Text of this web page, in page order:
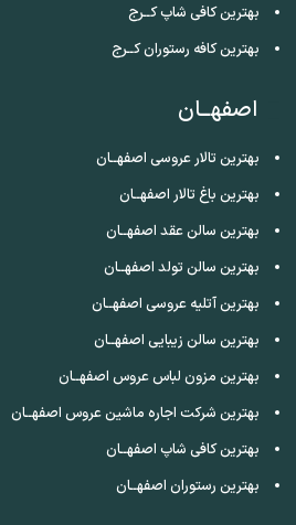
بهترین کافی شاپ کــرج
بهترین کافه رستوران کــرج
اصفهــان
بهترین تالار عروسی اصفهــان
بهترین باغ تالار اصفهــان
بهترین سالن عقد اصفهــان
بهترین سالن تولد اصفهــان
بهترین آتلیه عروسی اصفهــان
بهترین سالن زیبایی اصفهــان
بهترین مزون لباس عروس اصفهــان
بهترین شرکت اجاره ماشین عروس اصفهــان
بهترین کافی شاپ اصفهــان
بهترین رستوران اصفهــان